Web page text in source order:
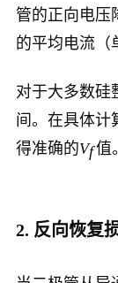
管的正向电压
的平均电流（
对于大多数硅
间。在具体计
得准确的Vf值。
2. 反向恢复